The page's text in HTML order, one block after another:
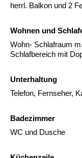
herrl. Balkon und 2
Wohnen und
Wohn- Schlafraum
Schlafbereich mit
Unterhaltung
Telefon, Fernseher,
Badezimmer
WC und Dusche